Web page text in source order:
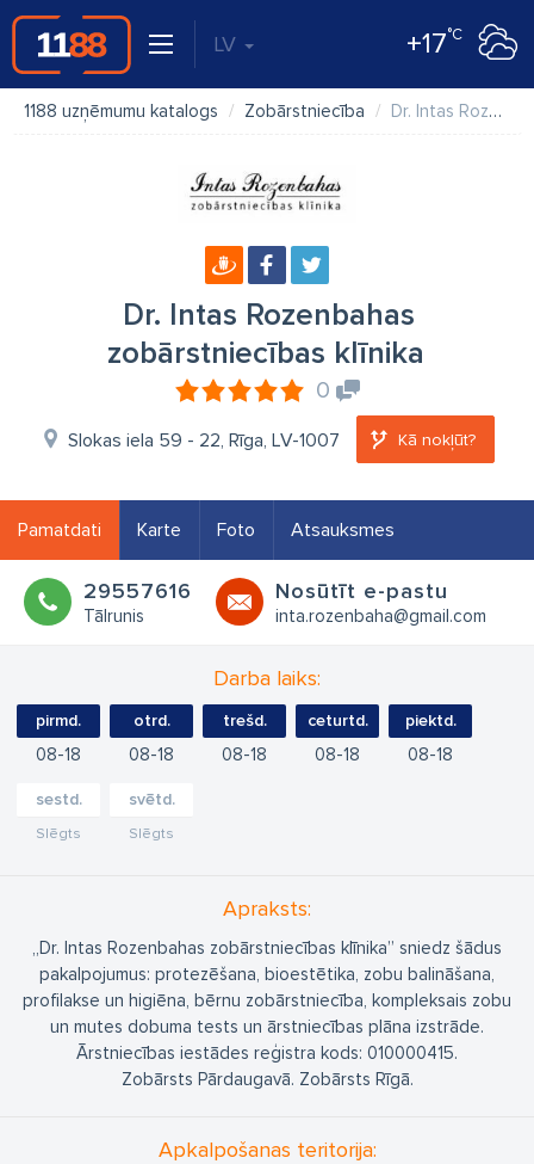
LV +17°C
1188 uzņēmumu katalogs Zobārstniecība Dr. Intas Rozenbahas zobārstniecības klīnika
Dr. Intas Rozenbahas
zobārstniecības klīnika
0
Slokas iela 59 - 22, Rīga, LV-1007 Kā nokļūt?
Pamatdati Karte Foto Atsauksmes
29557616
Tālrunis
Nosūtīt e-pastu
inta.rozenbaha@gmail.com
Darba laiks:
pirmd.
08 18
otrd.
08 18
trešd.
08 18
ceturtd.
08 18
piektd.
08 18
sestd.
Slēgts
svētd.
Slēgts
Apraksts:
„Dr. Intas Rozenbahas zobārstniecības klīnika” sniedz šādus
pakalpojumus: protezēšana, bioestētika, zobu balināšana,
profilakse un higiēna, bērnu zobārstniecība, kompleksais zobu
un mutes dobuma tests un ārstniecības plāna izstrāde.
Ārstniecības iestādes reģistra kods: 010000415.
Zobārsts Pārdaugavā. Zobārsts Rīgā.
Apkalpošanas teritorija: